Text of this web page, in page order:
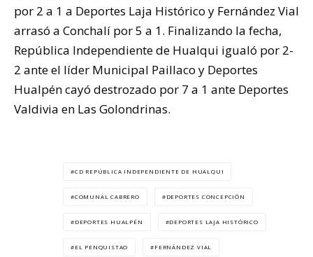
por 2 a 1 a Deportes Laja Histórico y Fernández Vial
arrasó a Conchalí por 5 a 1. Finalizando la fecha,
República Independiente de Hualqui igualó por 2-
2 ante el líder Municipal Paillaco y Deportes
Hualpén cayó destrozado por 7 a 1 ante Deportes
Valdivia en Las Golondrinas.
CD REPÚBLICA INDEPENDIENTE DE HUALQUI
COMUNAL CABRERO DEPORTES CONCEPCIÓN
DEPORTES HUALPÉN DEPORTES LAJA HISTÓRICO
EL PENQUISTAO FERNÁNDEZ VIAL